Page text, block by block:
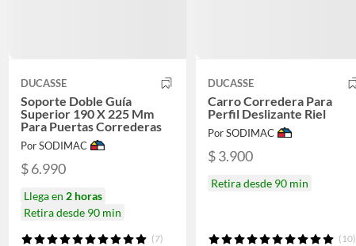
DUCASSE
Soporte Doble Guía
Superior 190 X 225 Mm
Para Puertas Correderas
Por SODIMAC
$ 6.990
Llega en 2 horas
Retira desde 90 min
(7)
DUCASSE
Carro Corredera Para
Perfil Deslizante Riel
Por SODIMAC
$ 3.900
Retira desde 90 min
(10)